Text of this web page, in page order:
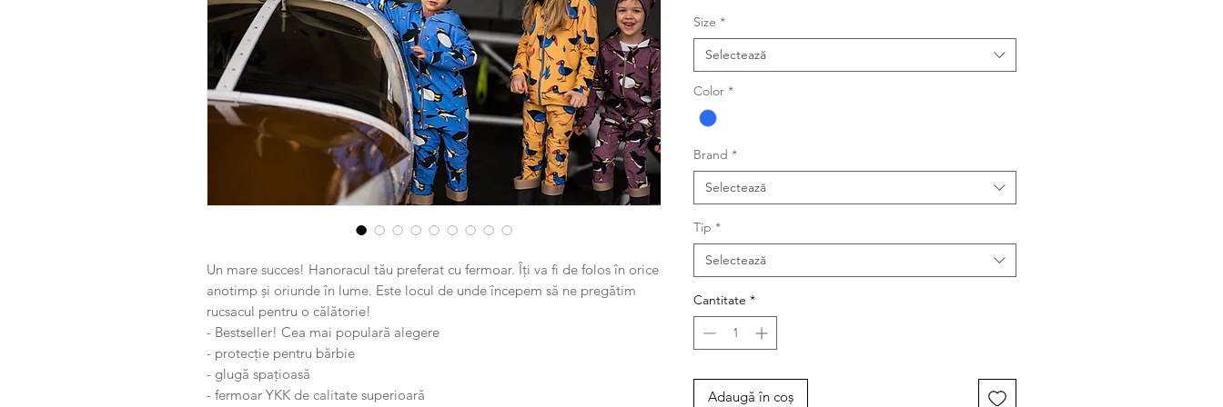
Un mare succes! Hanoracul tău preferat cu fermoar. Îți va fi de folos în orice
anotimp și oriunde în lume. Este locul de unde începem să ne pregătim
rucsacul pentru o călătorie!
- Bestseller! Cea mai populară alegere
- protecție pentru bărbie
- glugă spațioasă
- fermoar YKK de calitate superioară
Size *
Selectează
Color *
Brand *
Selectează
Tip *
Selectează
Cantitate *
Adaugă în coș